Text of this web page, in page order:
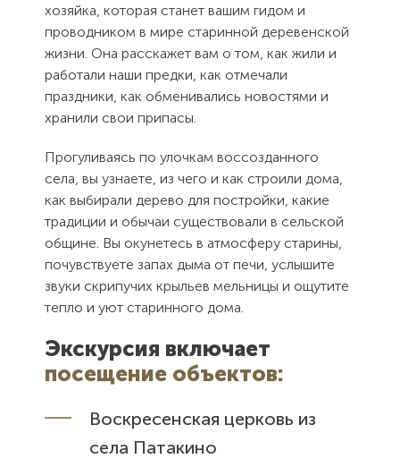
хозяйка, которая станет вашим гидом и
проводником в мире старинной деревенской
жизни. Она расскажет вам о том, как жили и
работали наши предки, как отмечали
праздники, как обменивались новостями и
хранили свои припасы.
Прогуливаясь по улочкам воссозданного
села, вы узнаете, из чего и как строили дома,
как выбирали дерево для постройки, какие
традиции и обычаи существовали в сельской
общине. Вы окунетесь в атмосферу старины,
почувствуете запах дыма от печи, услышите
звуки скрипучих крыльев мельницы и ощутите
тепло и уют старинного дома.
Экскурсия включает
посещение объектов:
Воскресенская церковь из
села Патакино